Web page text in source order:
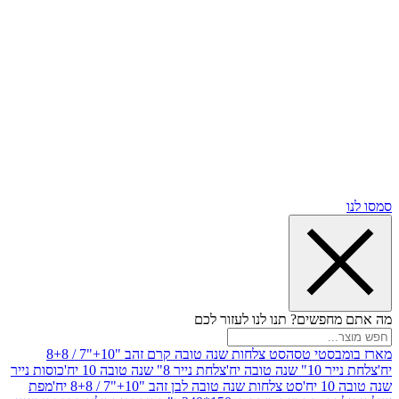
תנו לנו לעזור לכם
טסה
סט צלחות שנה טובה קרם זהב "10+"7 / 8+8
יח'
צלחת נייר 8" שנה טובה 10 יח'
כוסות נייר
סט צלחות שנה טובה לבן זהב "10+"7 / 8+8 יח'
מפת